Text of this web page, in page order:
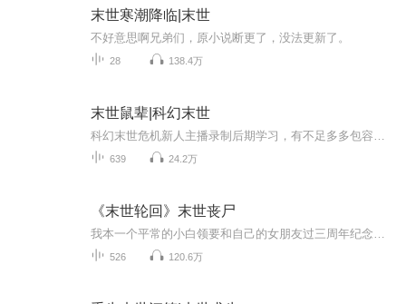
末世寒潮降临|末世
不好意思啊兄弟们，原小说断更了，没法更新了。
28 138.4万
末世鼠辈|科幻末世
639 24.2万
《末世轮回》末世丧尸
526 120.6万